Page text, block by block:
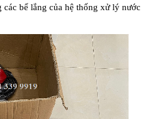
bể lắng của hệ thống xử lý nước